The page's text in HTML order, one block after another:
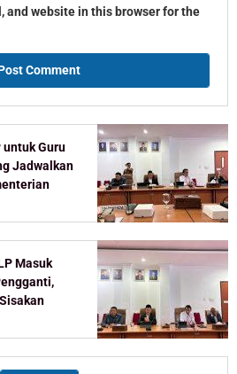
and website in this browser for the
untuk Guru
Jadwalkan
Masuk